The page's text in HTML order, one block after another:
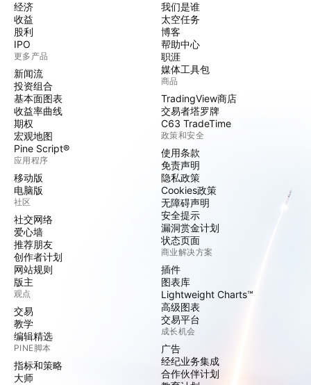
经济
收益
股利
IPO
更多产品
新闻流
投资组合
基本面图表
收益率曲线
期权
宏观地图
Pine Script®
应用程序
移动版
电脑版
社区
社交网络
爱心墙
推荐朋友
创作者计划
网站规则
版主
观点
交易
教学
编辑精选
PINE脚本
指标和策略
大师
我们是谁
太空任务
博客
帮助中心
职涯
媒体工具包
商品
TradingView商店
交易者塔罗牌
C63 TradeTime
政策和安全
使用条款
免责声明
隐私政策
Cookies政策
无障碍声明
安全提示
漏洞赏金计划
状态页面
商业解决方案
插件
图表库
Lightweight Charts™
高级图表
交易平台
成长机会
广告
经纪业务集成
合作伙伴计划